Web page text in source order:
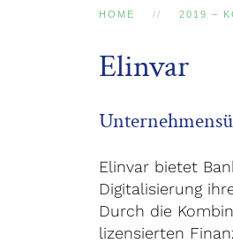
HOME 2019 –
Elinvar
Elinvar bietet
Digitalisierung
Durch die
lizensierten